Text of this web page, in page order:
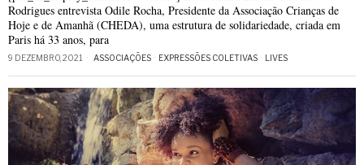
Rodrigues entrevista Odile Rocha, Presidente da Associação Crianças de
Hoje e de Amanhã (CHEDA), uma estrutura de solidariedade, criada em
Paris há 33 anos, para
9 DEZEMBRO, 2021 ASSOCIAÇÕES · EXPRESSÕES COLETIVAS · LIVES